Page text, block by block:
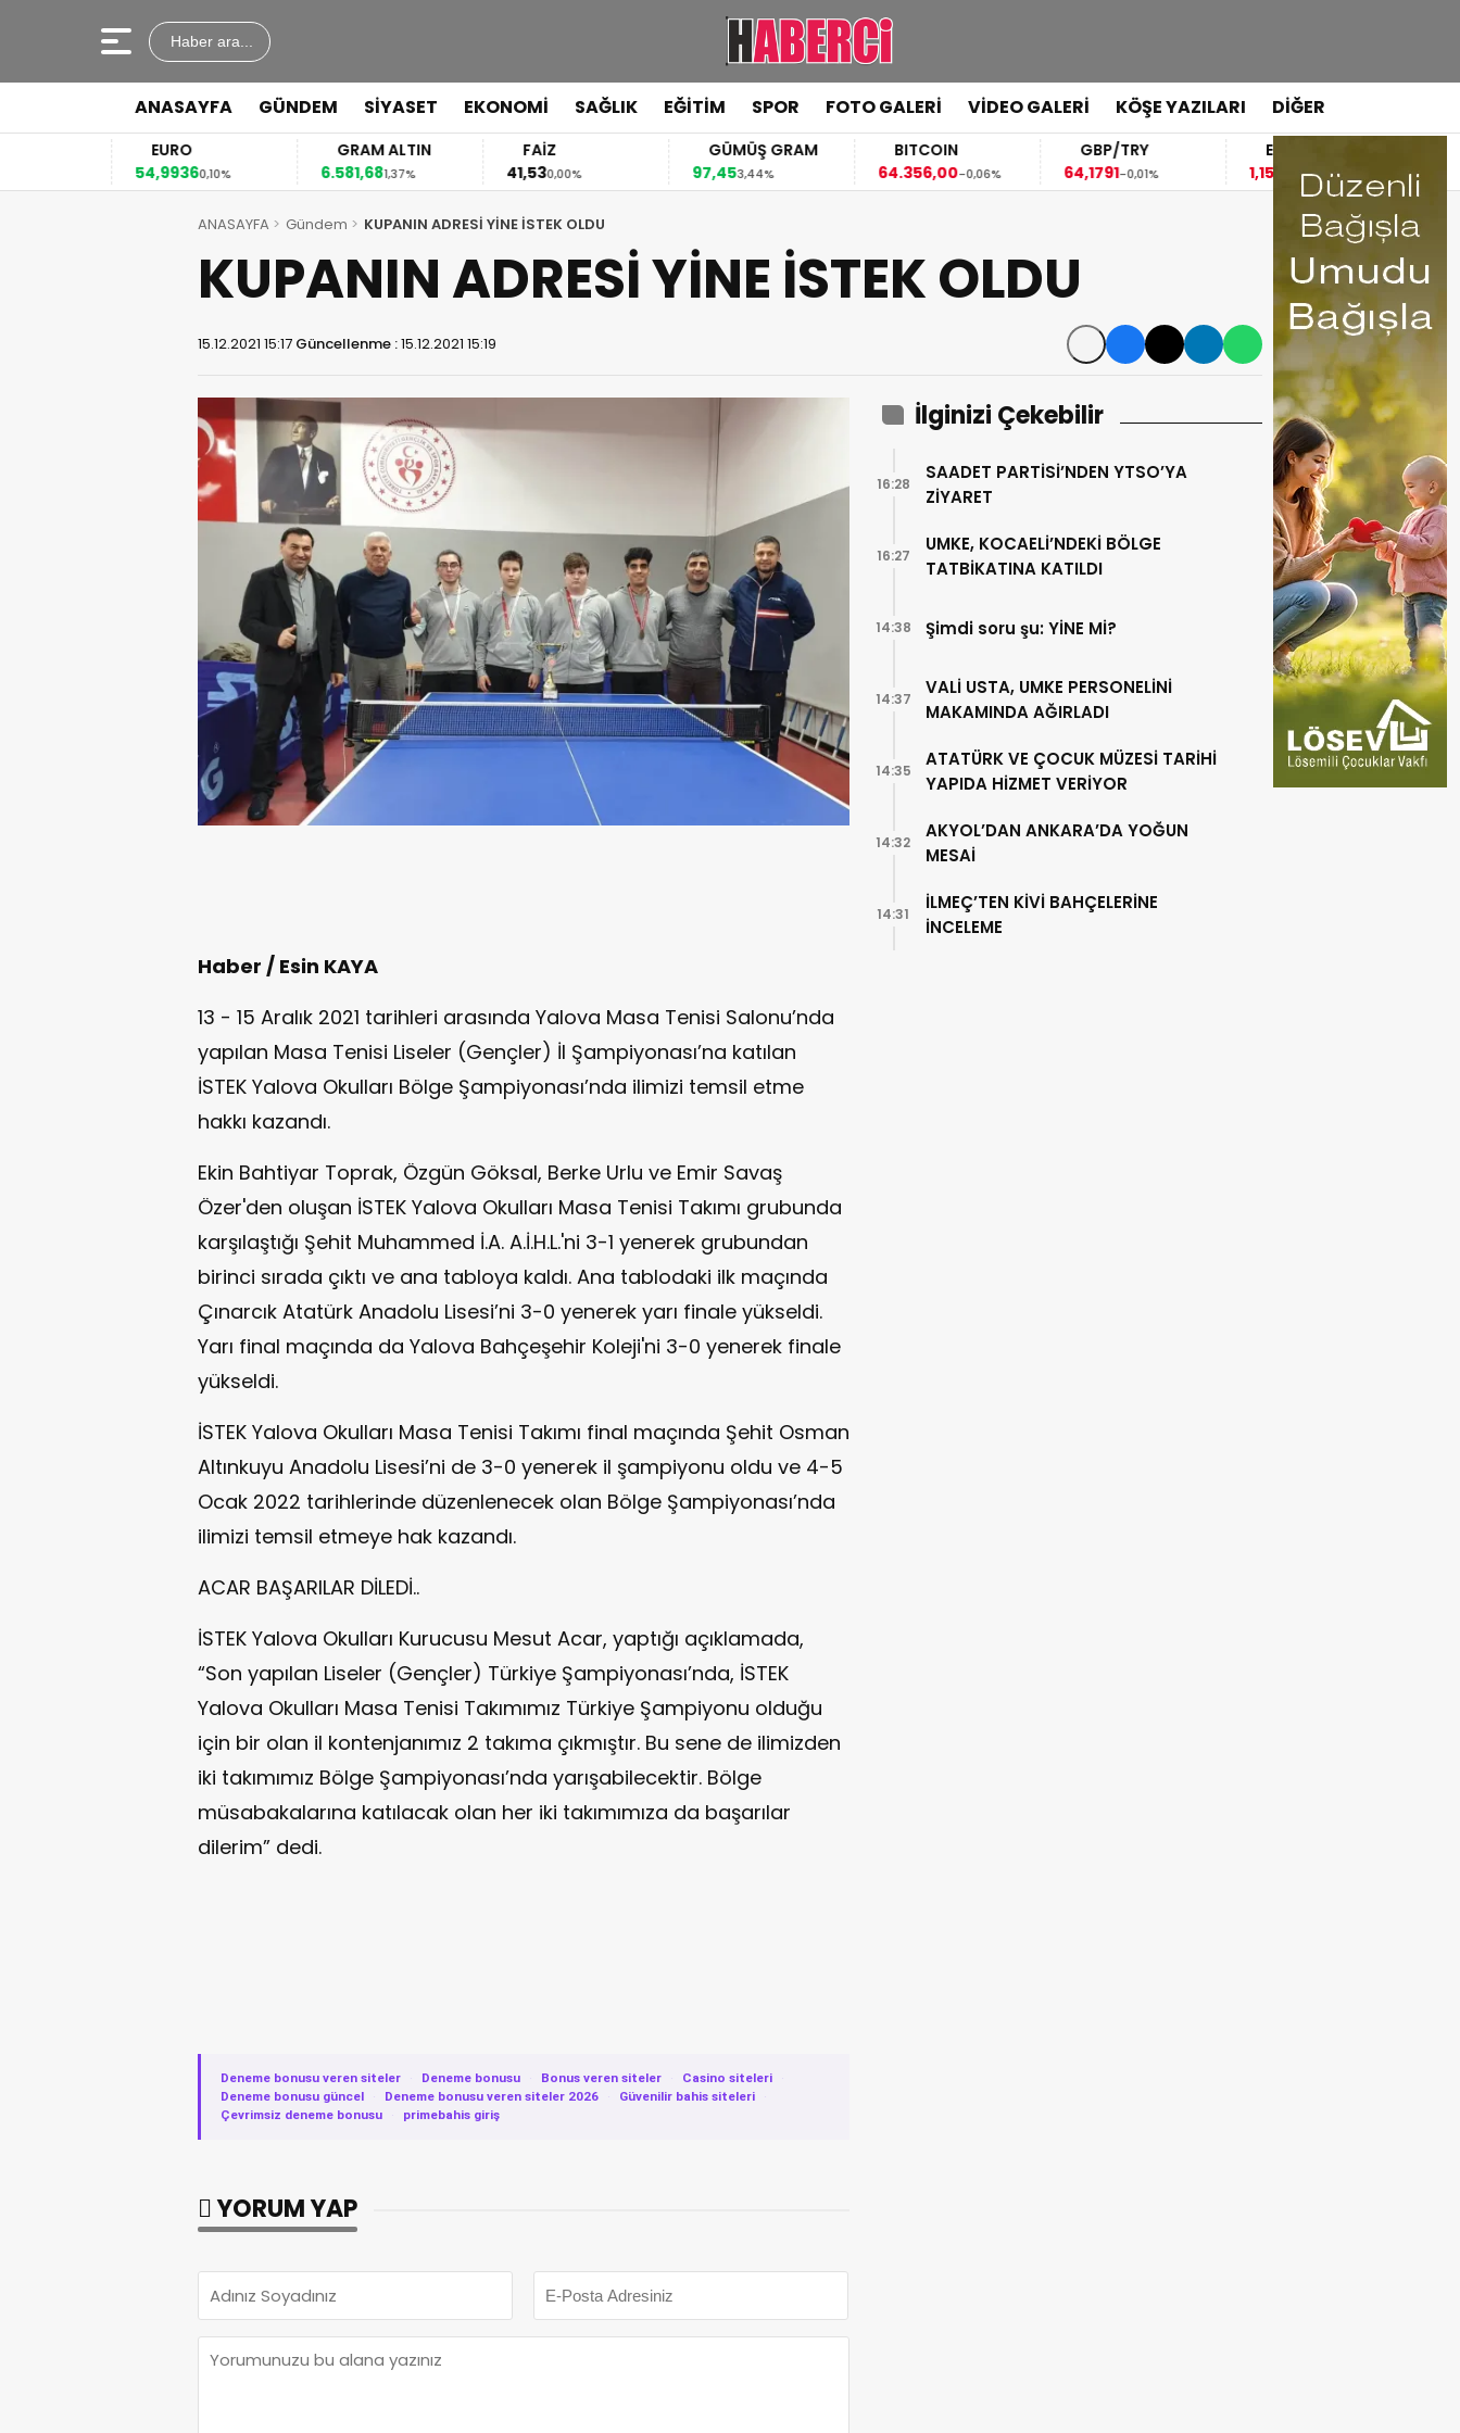
Haber ara...
ANASAYFA GÜNDEM SİYASET EKONOMİ SAĞLIK EĞİTİM SPOR FOTO GALERİ VİDEO GALERİ KÖŞE YAZILARI DİĞER
EURO
54,99360,10%
GRAM ALTIN
6.581,681,37%
41,530,00%
GÜMÜŞ GRAM
97,453,44%
BITCOIN
64.356,00-0,06%
GBP/TRY
64,1791-0,01%
EUR/USD
1,1523-0,02%
83,35
ANASAYFA Gündem KUPANIN ADRESİ YİNE İSTEK OLDU
KUPANIN ADRESİ YİNE İSTEK OLDU
15.12.2021 15:17 Güncellenme :15.12.2021 15:19
Haber / Esin KAYA
13 - 15 Aralık 2021 tarihleri arasında Yalova Masa Tenisi Salonu’nda
yapılan Masa Tenisi Liseler (Gençler) İl Şampiyonası’na katılan
İSTEK Yalova Okulları Bölge Şampiyonası’nda ilimizi temsil etme
hakkı kazandı.
Ekin Bahtiyar Toprak, Özgün Göksal, Berke Urlu ve Emir Savaş
Özer'den oluşan İSTEK Yalova Okulları Masa Tenisi Takımı grubunda
karşılaştığı Şehit Muhammed İ.A. A.İ.H.L.'ni 3-1 yenerek grubundan
birinci sırada çıktı ve ana tabloya kaldı. Ana tablodaki ilk maçında
Çınarcık Atatürk Anadolu Lisesi’ni 3-0 yenerek yarı finale yükseldi.
Yarı final maçında da Yalova Bahçeşehir Koleji'ni 3-0 yenerek finale
yükseldi.
İSTEK Yalova Okulları Masa Tenisi Takımı final maçında Şehit Osman
Altınkuyu Anadolu Lisesi’ni de 3-0 yenerek il şampiyonu oldu ve 4-5
Ocak 2022 tarihlerinde düzenlenecek olan Bölge Şampiyonası’nda
ilimizi temsil etmeye hak kazandı.
ACAR BAŞARILAR DİLEDİ..
İSTEK Yalova Okulları Kurucusu Mesut Acar, yaptığı açıklamada,
“Son yapılan Liseler (Gençler) Türkiye Şampiyonası’nda, İSTEK
Yalova Okulları Masa Tenisi Takımımız Türkiye Şampiyonu olduğu
için bir olan il kontenjanımız 2 takıma çıkmıştır. Bu sene de ilimizden
iki takımımız Bölge Şampiyonası’nda yarışabilecektir. Bölge
müsabakalarına katılacak olan her iki takımımıza da başarılar
dilerim” dedi.
Deneme bonusu veren siteler · Deneme bonusu · Bonus veren siteler · Casino siteleri
·
Deneme bonusu güncel
· Deneme bonusu veren siteler 2026 · Güvenilir bahis siteleri
·
Çevrimsiz deneme bonusu
· primebahis giriş
YORUM YAP
İlginizi Çekebilir
SAADET PARTİSİ’NDEN YTSO’YA
ZİYARET
16:28
UMKE, KOCAELİ’NDEKİ BÖLGE
TATBİKATINA KATILDI
16:27
Şimdi soru şu: YİNE Mİ?
14:38
VALİ USTA, UMKE PERSONELİNİ
MAKAMINDA AĞIRLADI
14:37
ATATÜRK VE ÇOCUK MÜZESİ TARİHİ
YAPIDA HİZMET VERİYOR
14:35
AKYOL’DAN ANKARA’DA YOĞUN
MESAİ
14:32
İLMEÇ’TEN KİVİ BAHÇELERİNE
İNCELEME
14:31